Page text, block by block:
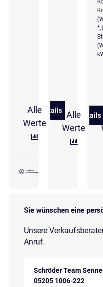
Alle
Werte
Details
zu Volkswagen
Alle
Werte
Details
*,
Sie wünschen eine
Unsere
Anruf.
Schröder Team
05205 1006-222